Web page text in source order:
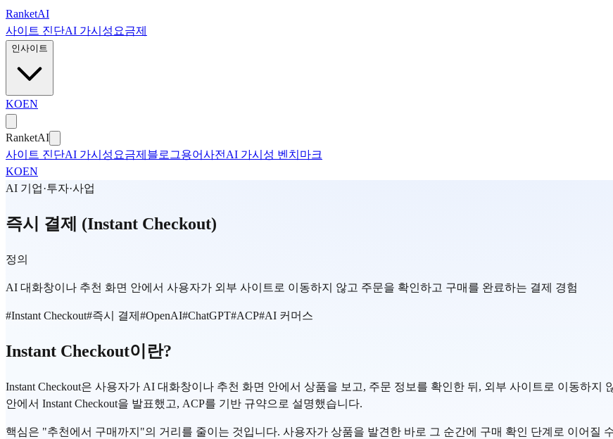
본문으로 건너뛰기
RanketAI
사이트 진단AI 가시성 요금제
인사이트
KOEN
RanketAI
사이트 진단AI 가시성 요금제 블로그용어사전 AI 가시성 벤치마크
KOEN
AI 기업·투자·사업
즉시 결제 (Instant Checkout)
정의
AI 대화창이나 추천 화면 안에서 사용자가 외부 사이트로 이동하지 않고 주문을 확인하고 구매를 완료하는 결제 경험
#Instant Checkout#즉시 결제 #OpenAI#ChatGPT#ACP#AI 커머스
Instant Checkout이란?
Instant Checkout은 사용자가 AI 대화창이나 추천 화면 안에서 상품을 보고, 주문 정보를 확인한 뒤, 외부 사이트로 이동하지
안에서 Instant Checkout을 발표했고, ACP를 기반 규약으로 설명했습니다.
핵심은 "추천에서 구매까지"의 거리를 줄이는 것입니다. 사용자가 상품을 발견한 바로 그 순간에 구매 확인 단계로 이어질